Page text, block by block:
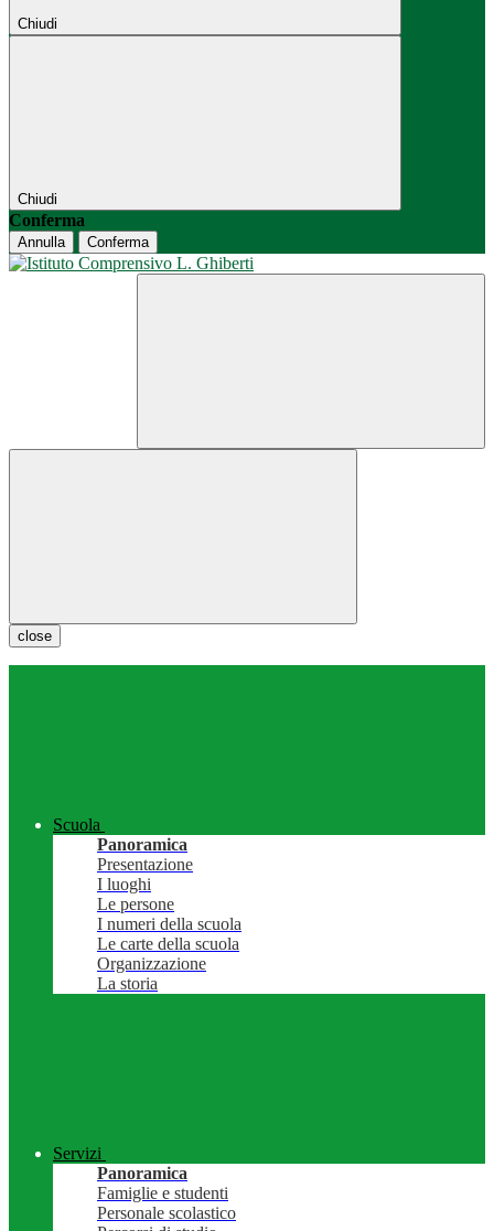
Chiudi
Chiudi
Conferma
Annulla Conferma
close
Scuola
Panoramica
Presentazione
I luoghi
Le persone
I numeri della scuola
Le carte della scuola
Organizzazione
La storia
Servizi
Panoramica
Famiglie e studenti
Personale scolastico